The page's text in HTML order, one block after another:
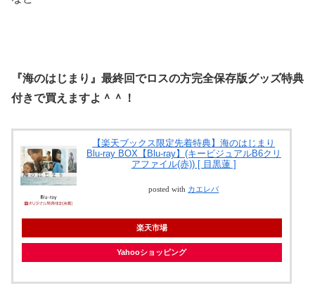
『海のはじまり』最終回でロスの方完全保存版グッズ特典
付きで買えますよ＾＾！
【楽天ブックス限定先着特典】海のはじまり
Blu-ray BOX【Blu-ray】(キービジュアルB6クリ
アファイル(赤)) [ 目黒蓮 ]
posted with カエレバ
楽天市場
Yahooショッピング